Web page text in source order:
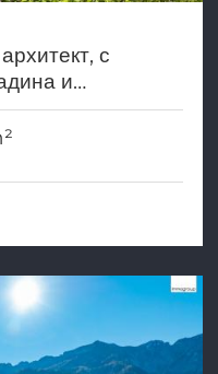
с
и